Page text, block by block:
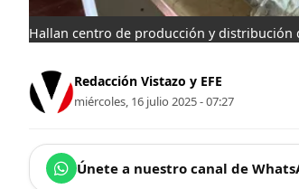
Hallan centro de producción y distribución
Redacción Vistazo y EFE
miércoles, 16 julio 2025 - 07:27
Únete a nuestro canal de